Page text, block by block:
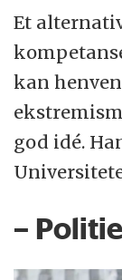
Et
kan
god idé.
–